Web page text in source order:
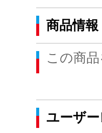
商品情報
この商
ユーザ